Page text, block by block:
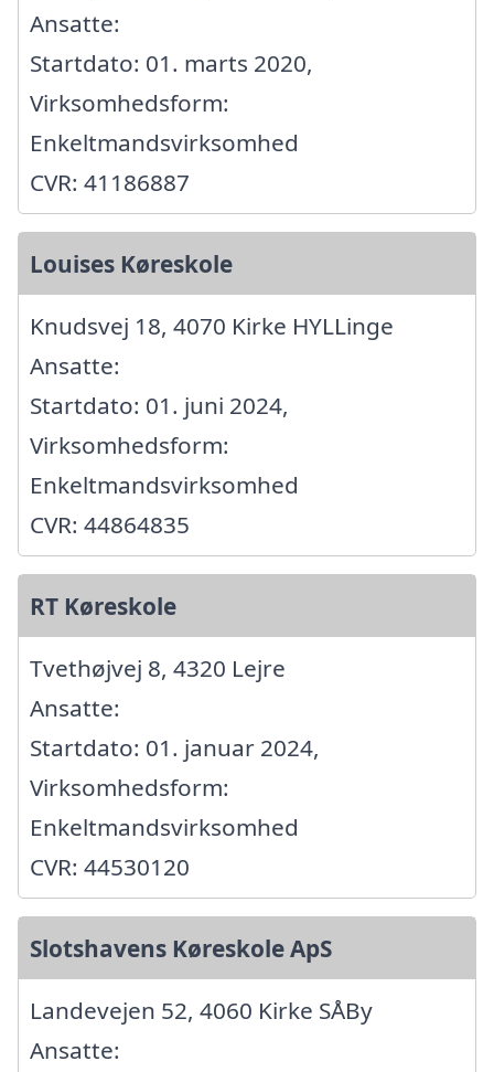
Ansatte:
Startdato: 01. marts 2020,
Virksomhedsform:
Enkeltmandsvirksomhed
CVR: 41186887
Louises Køreskole
Knudsvej 18, 4070 Kirke HYLLinge
Ansatte:
Startdato: 01. juni 2024,
Virksomhedsform:
Enkeltmandsvirksomhed
CVR: 44864835
RT Køreskole
Tvethøjvej 8, 4320 Lejre
Ansatte:
Startdato: 01. januar 2024,
Virksomhedsform:
Enkeltmandsvirksomhed
CVR: 44530120
Slotshavens Køreskole ApS
Landevejen 52, 4060 Kirke SÅBy
Ansatte: